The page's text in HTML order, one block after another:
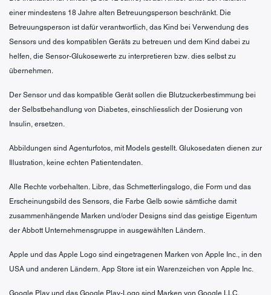
einer mindestens 18 Jahre alten Betreuungsperson beschränkt. Die
Betreuungsperson ist dafür verantwortlich, das Kind bei Verwendung des
Sensors und des kompatiblen Geräts zu betreuen und dem Kind dabei zu
helfen, die Sensor-Glukosewerte zu interpretieren bzw. dies selbst zu
übernehmen.
Der Sensor und das kompatible Gerät sollen die Blutzuckerbestimmung bei
der Selbstbehandlung von Diabetes, einschliesslich der Dosierung von
Insulin, ersetzen.
Abbildungen sind Agenturfotos, mit Models gestellt. Glukosedaten dienen zur
Illustration, keine echten Patientendaten.
Alle Rechte vorbehalten. Libre, das Schmetterlingslogo, die Form und das
Erscheinungsbild des Sensors, die Farbe Gelb sowie sämtliche damit
zusammenhängende Marken und/oder Designs sind das geistige Eigentum
der Abbott Unternehmensgruppe in ausgewählten Ländern.
Apple und das Apple Logo sind eingetragenen Marken von Apple Inc., in den
USA und anderen Ländern. App Store ist ein Warenzeichen von Apple Inc.
Google Play und das Google Play-Logo sind Marken von Google LLC.